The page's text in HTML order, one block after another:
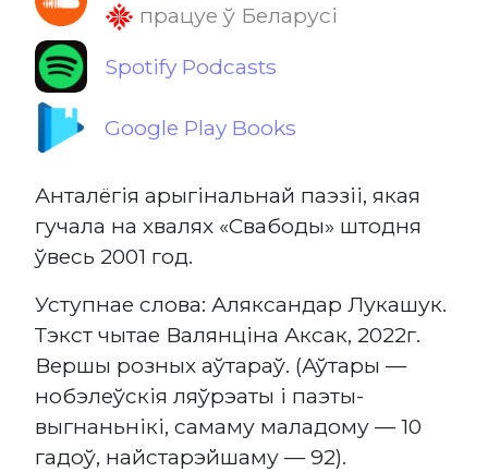
працуе ў Беларусі
Spotify Podcasts
Google Play Books
Анталёгія арыгінальнай паэзіі, якая
гучала на хвалях «Свабоды» штодня
ўвесь 2001 год.
Уступнае слова: Аляксандар Лукашук.
Тэкст чытае Валянціна Аксак, 2022г.
Вершы розных аўтараў. (Аўтары —
нобэлеўскія ляўрэаты і паэты-
выгнаньнікі, самаму маладому — 10
гадоў, найстарэйшаму — 92).